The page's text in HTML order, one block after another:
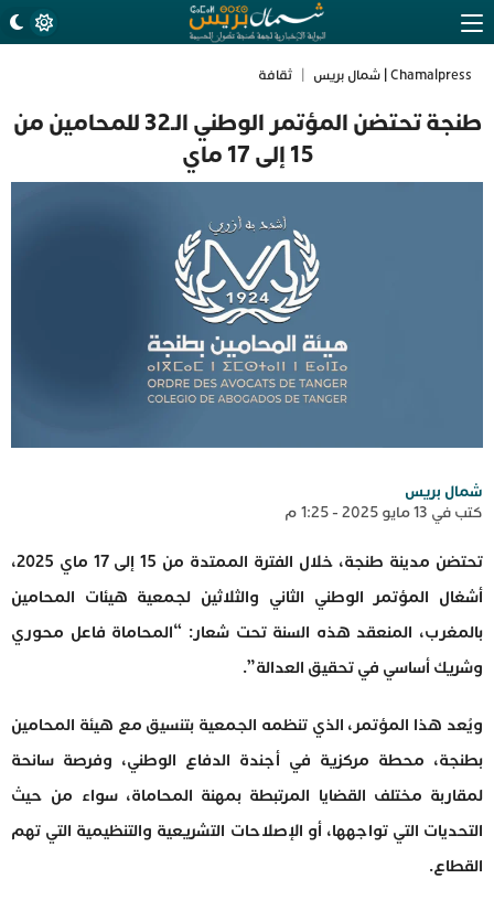
Chamalpress | شمال بريس ثقافة
طنجة تحتضن المؤتمر الوطني الـ32 للمحامين من
15 إلى 17 ماي
شمال بريس
كتب في 13 مايو 2025 - 1:25 م
تحتضن مدينة طنجة، خلال الفترة الممتدة من 15 إلى 17 ماي 2025،
أشغال المؤتمر الوطني الثاني والثلاثين لجمعية هيئات المحامين
بالمغرب، المنعقد هذه السنة تحت شعار: “المحاماة فاعل محوري
وشريك أساسي في تحقيق العدالة”.
ويُعد هذا المؤتمر، الذي تنظمه الجمعية بتنسيق مع هيئة المحامين
بطنجة، محطة مركزية في أجندة الدفاع الوطني، وفرصة سانحة
لمقاربة مختلف القضايا المرتبطة بمهنة المحاماة، سواء من حيث
التحديات التي تواجهها، أو الإصلاحات التشريعية والتنظيمية التي تهم
القطاع.